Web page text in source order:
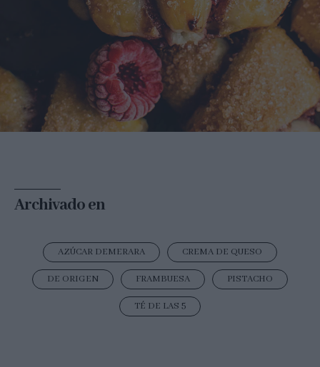
Archivado en
AZÚCAR DEMERARA CREMA DE QUESO
DE ORIGEN FRAMBUESA PISTACHO
TÉ DE LAS 5